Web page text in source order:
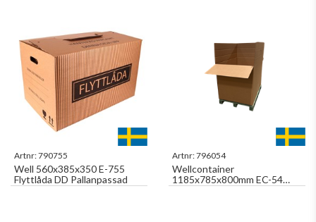
Artnr:790755
Well 560x385x350 E-755
Flyttlåda DD Pallanpassad
Artnr:796054
Wellcontainer
1185x785x800mm EC-54
Dubbelwell Pallanpassad